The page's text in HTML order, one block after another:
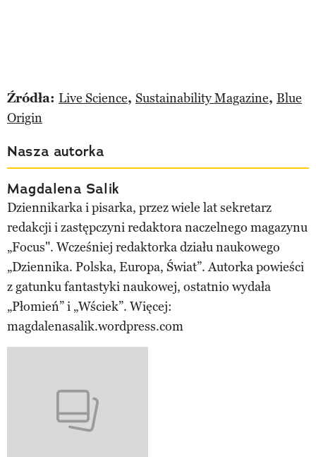
Źródła: Live Science, Sustainability Magazine, Blue
Origin
Nasza autorka
Magdalena Salik
Dziennikarka i pisarka, przez wiele lat sekretarz
redakcji i zastępczyni redaktora naczelnego magazynu
„Focus". Wcześniej redaktorka działu naukowego
„Dziennika. Polska, Europa, Świat”. Autorka powieści
z gatunku fantastyki naukowej, ostatnio wydała
„Płomień” i „Wściek”. Więcej:
magdalenasalik.wordpress.com